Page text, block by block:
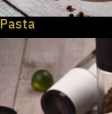
Pasta